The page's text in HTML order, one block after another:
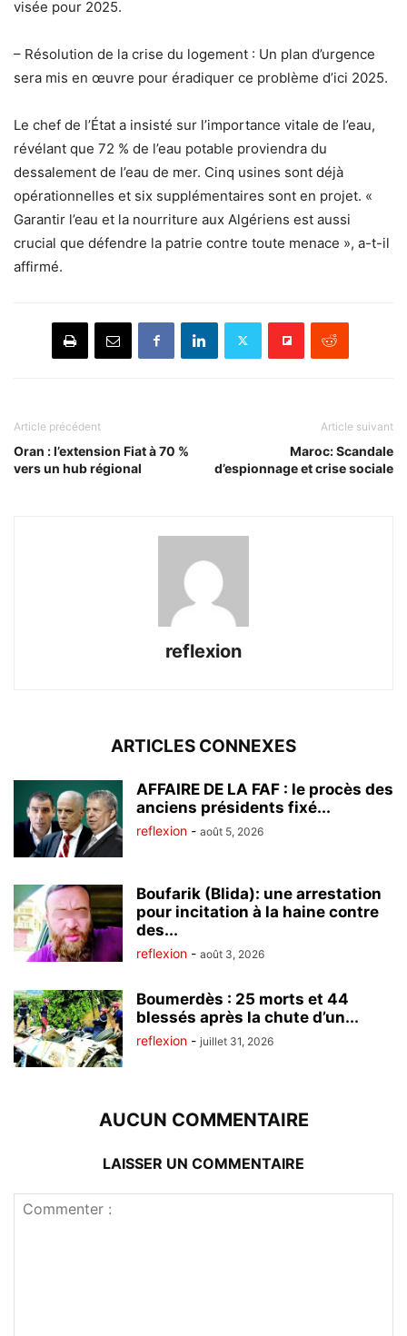
visée pour 2025.
– Résolution de la crise du logement : Un plan d’urgence
sera mis en œuvre pour éradiquer ce problème d’ici 2025.
Le chef de l’État a insisté sur l’importance vitale de l’eau,
révélant que 72 % de l’eau potable proviendra du
dessalement de l’eau de mer. Cinq usines sont déjà
opérationnelles et six supplémentaires sont en projet. «
Garantir l’eau et la nourriture aux Algériens est aussi
crucial que défendre la patrie contre toute menace », a-t-il
affirmé.
Article précédent
Oran : l’extension Fiat à 70 %
vers un hub régional
Article suivant
Maroc: Scandale
d’espionnage et crise sociale
reflexion
ARTICLES CONNEXES
AFFAIRE DE LA FAF : le procès des
anciens présidents fixé...
reflexion - août 5, 2026
Boufarik (Blida): une arrestation
pour incitation à la haine contre
des...
reflexion - août 3, 2026
Boumerdès : 25 morts et 44
blessés après la chute d’un...
reflexion - juillet 31, 2026
AUCUN COMMENTAIRE
LAISSER UN COMMENTAIRE